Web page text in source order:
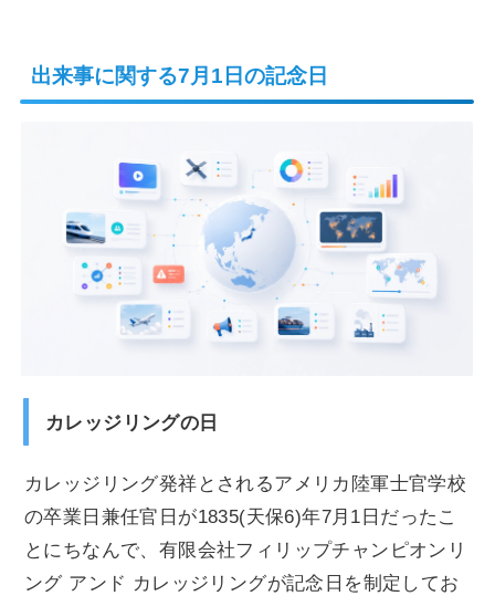
出来事に関する7月1日の記念日
カレッジリングの日
カレッジリング発祥とされるアメリカ陸軍士官学校
の卒業日兼任官日が1835(天保6)年7月1日だったこ
とにちなんで、有限会社フィリップチャンピオンリ
ング アンド カレッジリングが記念日を制定してお